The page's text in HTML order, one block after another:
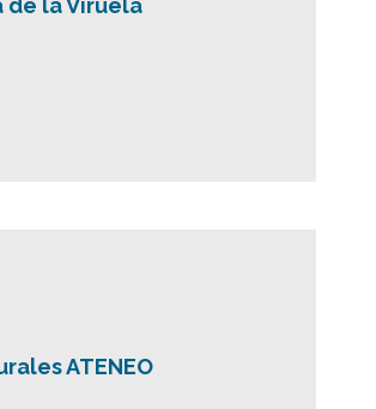
de la Viruela
ATENEO